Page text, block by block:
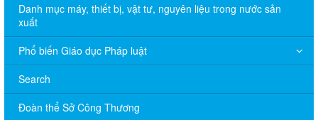
Danh mục máy, thiết bị, vật tư, nguyên liệu trong nước sản
xuất
Phổ biến Giáo dục Pháp luật
Search
Đoàn thể Sở Công Thương